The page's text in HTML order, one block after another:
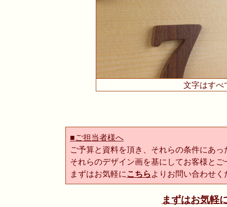
文字はすべ
■ご担当者様へ
ご予算と資料を頂き、それらの条件にあ
それらのデザイン画を基にしてお客様と
まずはお気軽にこちらよりお問い合わせく
まずはお気軽